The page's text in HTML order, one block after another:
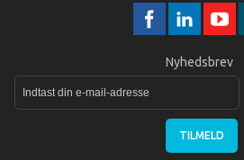
Nyhedsbrev
TILMELD